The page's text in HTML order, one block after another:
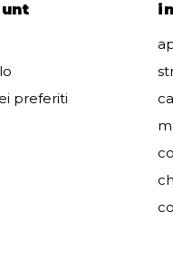
preferiti